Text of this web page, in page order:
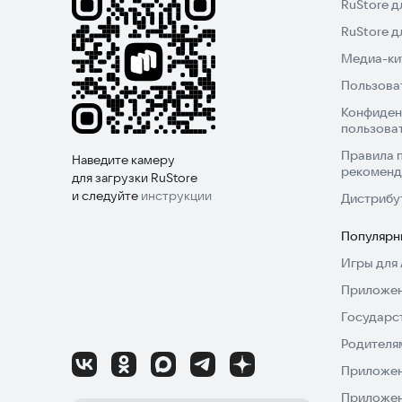
Наведите камеру
для загрузки RuStore
и следуйте инструкции
RuStore
RuStore
Медиа-
Правила
Игры для